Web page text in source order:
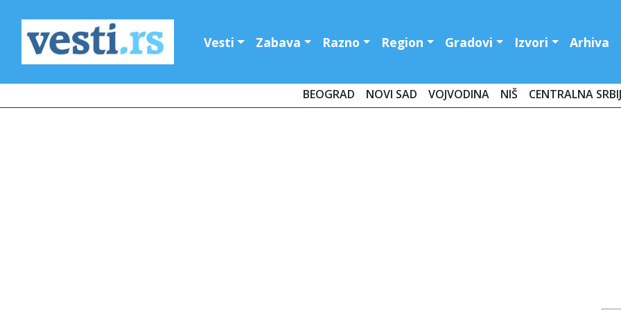
Vesti Zabava Razno Region Gradovi Izvori Arhiva
BEOGRAD NOVI SAD VOJVODINA NIŠ CENTRALNA